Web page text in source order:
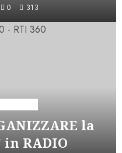
0 313
la
in RADIO